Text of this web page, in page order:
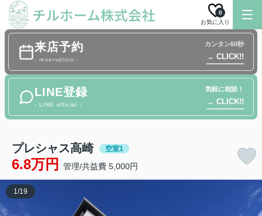
お気に入り
0
来店予約
- reservation -
カンタン60秒
→ CLICK!!
LINE登録
- LINE official -
気軽に相談！
→ CLICK!!
プレシャス高崎 空室1
6.8万円 管理/共益費 5,000円
1/19